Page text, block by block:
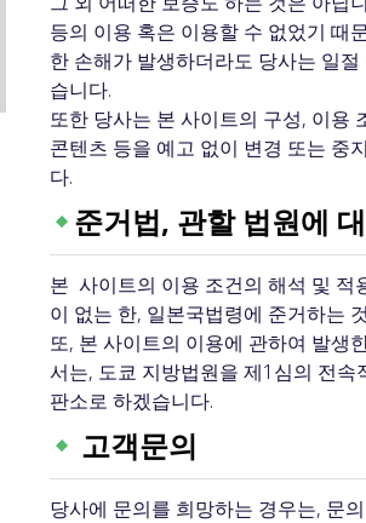
등의 이용 혹은 이용할 수 없었기 때
한 손해가 발생하더라도 당사는 일
습니다.
또한 당사는 본 사이트의 구성, 이용
콘텐츠 등을 예고 없이 변경 또는 중
다.
준거법, 관할 법원에
본 사이트의 이용 조건의 해석 및 적
이 없는 한, 일본국법령에 준거하는
또, 본 사이트의 이용에 관하여 발생
서는, 도쿄 지방법원을 제1심의 전속
판소로 하겠습니다.
고객문의
당사에 문의를 희망하는 경우는, 문